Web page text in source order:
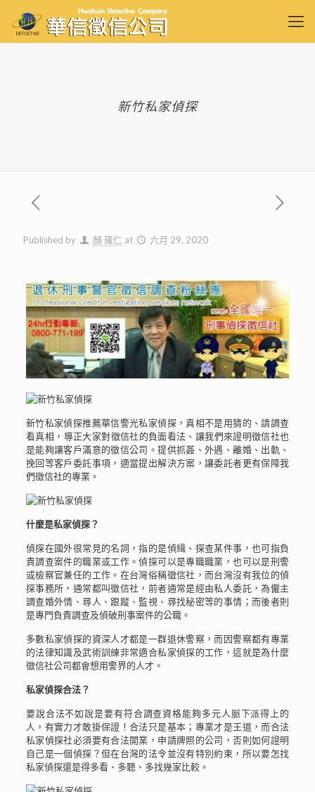
新竹私家偵探
Published by 顏 雍仁 at 六月 29, 2020
新竹私家偵探推薦華信警光私家偵探，真相不是用猜的、請調查
看真相‎，導正大家對徵信社的負面看法、讓我們來證明徵信社也
是能夠讓客戶滿意的徵信公司。提供抓姦、外遇、離婚、出軌、
挽回等客戶委託事項，適當提出解決方案，讓委託者更有保障我
們徵信社的專業。
什麼是私家偵探？
偵探在國外很常見的名詞，指的是偵緝、探查某件事，也可指負
責調查案件的職業或工作。偵探可以是專職職業，也可以是刑警
或檢察官兼任的工作。在台灣俗稱徵信社，而台灣沒有我位的偵
探事務所，通常都叫徵信社，前者通常是經由私人委託，為僱主
調查婚外情、尋人、跟蹤、監視、尋找秘密等的事情；而後者則
是專門負責調查及偵破刑事案件的公職。
多數私家偵探的資深人才都是一群退休警察，而因警察都有專業
的法律知識及武術訓練非常適合私家偵探的工作，這就是為什麼
徵信社公司都會想用警界的人才。
私家偵探合法？
要說合法不如說是要有符合調查資格能夠多元人脈下派得上的
人，有實力才敢掛保證！合法只是基本；專業才是王道，而合法
私家偵探社必須要有合法開業，申請牌照的公司，否則如何證明
自己是一個偵探？但在台灣的法令並沒有特別約束，所以要怎找
私家偵探還是得多看、多聽、多找幾家比較。